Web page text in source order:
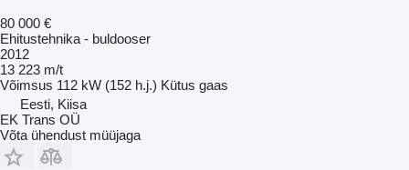
80 000 €
Ehitustehnika - buldooser
2012
13 223 m/t
Võimsus 112 kW (152 h.j.) Kütus gaas
Eesti, Kiisa
EK Trans OÜ
Võta ühendust müüjaga